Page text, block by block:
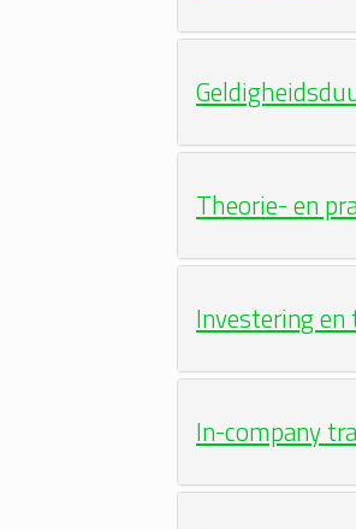
Theorie- en
Investering
In-company